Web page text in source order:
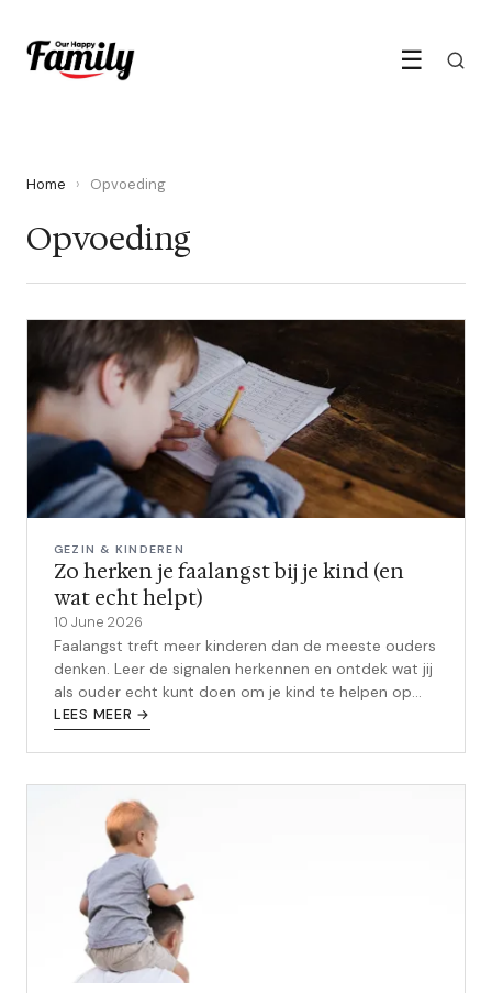
☰
Home › Opvoeding
Opvoeding
GEZIN & KINDEREN
Zo herken je faalangst bij je kind (en
wat echt helpt)
10 June 2026
Faalangst treft meer kinderen dan de meeste ouders
denken. Leer de signalen herkennen en ontdek wat jij
als ouder echt kunt doen om je kind te helpen op
school.
LEES MEER →